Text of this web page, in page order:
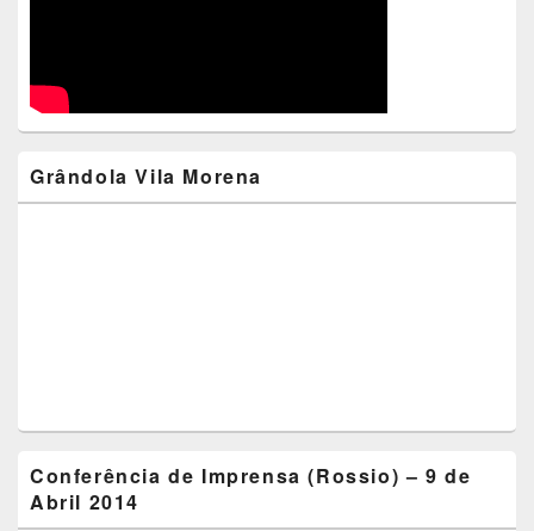
Grândola Vila Morena
Conferência de Imprensa (Rossio) – 9 de
Abril 2014